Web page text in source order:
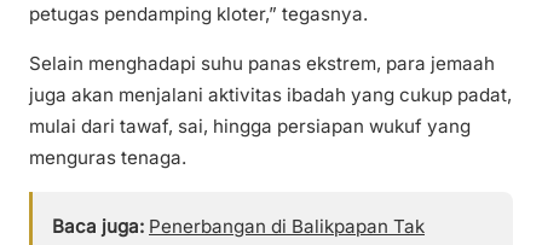
petugas pendamping kloter,” tegasnya.
Selain menghadapi suhu panas ekstrem, para jemaah
juga akan menjalani aktivitas ibadah yang cukup padat,
mulai dari tawaf, sai, hingga persiapan wukuf yang
menguras tenaga.
Baca juga: Penerbangan di Balikpapan Tak